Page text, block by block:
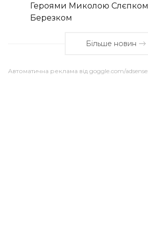
Героями Миколою
Березком
Більше новин
Автоматична реклама від goggle.com/adsense: